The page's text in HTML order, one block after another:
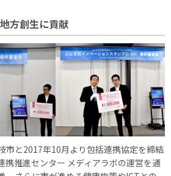
方創生に貢献
市と2017年10月より包括連携協定を締結
携推進センター メディアラボの運営を通